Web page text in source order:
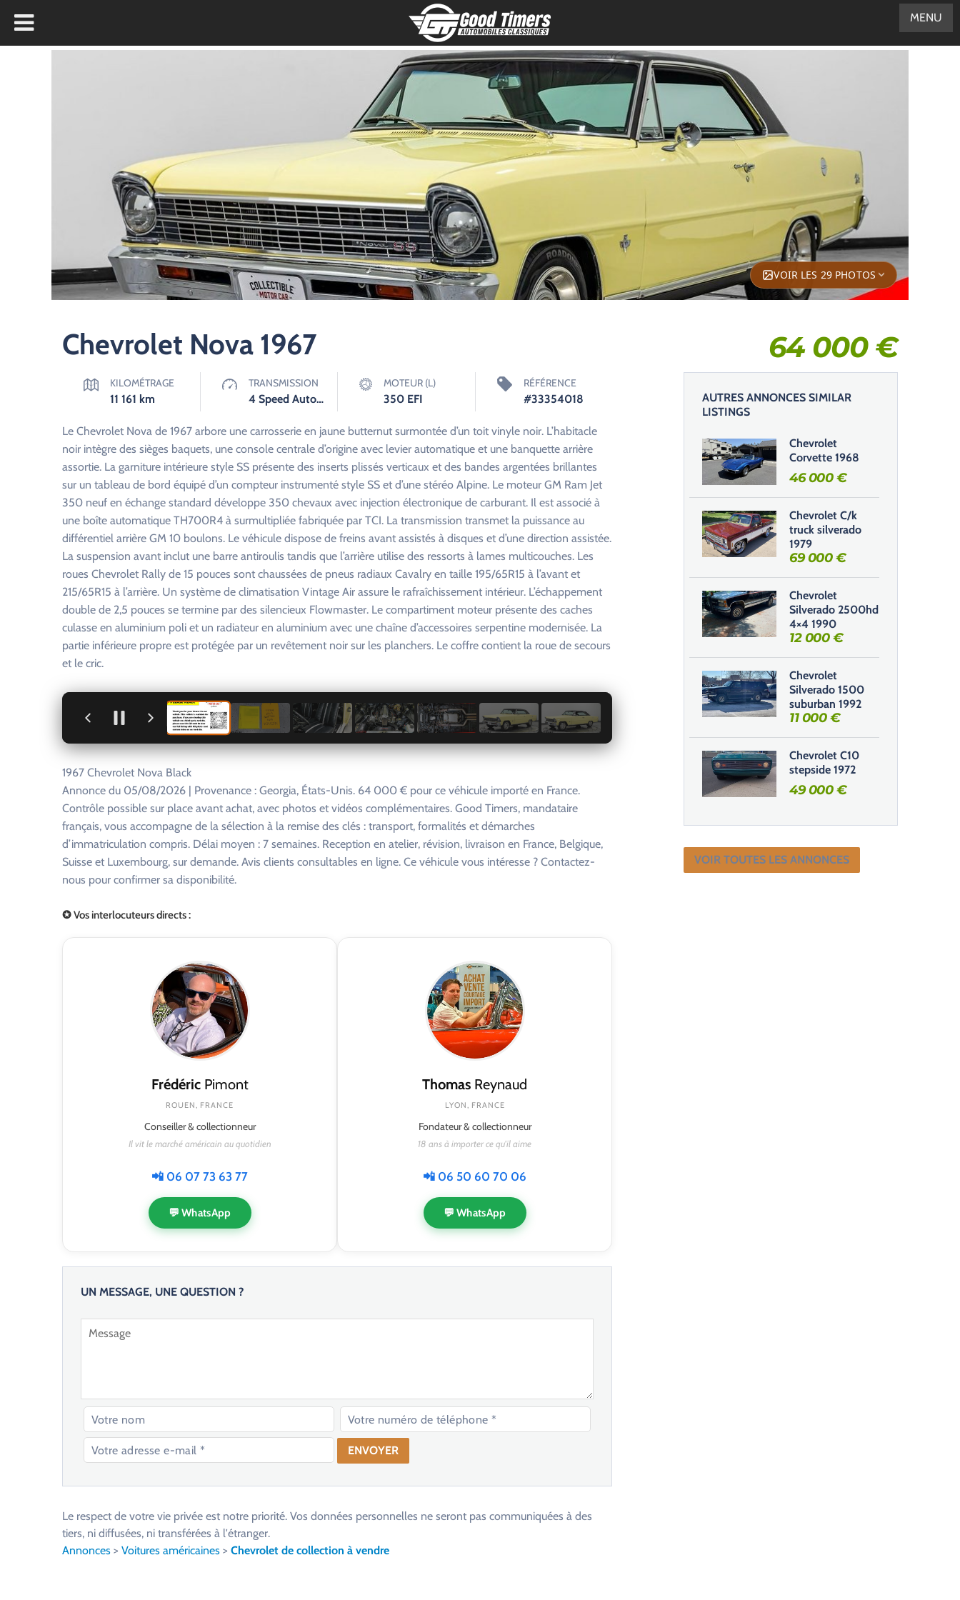
VOIR LES 29 PHOTOS
Chevrolet Nova 1967 64 000€
KILOMÉTRAGE
11 161 km
TRANSMISSION
4 Speed Automatique
MOTEUR (L)
350 EFI
RÉFÉRENCE
#33354018
Le Chevrolet Nova de 1967 arbore une carrosserie en jaune butternut surmontée d’un toit vinyle noir. L’habitacle
noir intègre des sièges baquets, une console centrale d’origine avec levier automatique et une banquette arrière
assortie. La garniture intérieure style SS présente des inserts plissés verticaux et des bandes argentées brillantes
sur un tableau de bord équipé d’un compteur instrumenté style SS et d’une stéréo Alpine. Le moteur GM Ram Jet
350 neuf en échange standard développe 350 chevaux avec injection électronique de carburant. Il est associé à
une boîte automatique TH700R4 à surmultipliée fabriquée par TCI. La transmission transmet la puissance au
différentiel arrière GM 10 boulons. Le véhicule dispose de freins avant assistés à disques et d’une direction assistée.
La suspension avant inclut une barre antiroulis tandis que l’arrière utilise des ressorts à lames multicouches. Les
roues Chevrolet Rally de 15 pouces sont chaussées de pneus radiaux Cavalry en taille 195/65R15 à l’avant et
215/65R15 à l’arrière. Un système de climatisation Vintage Air assure le rafraîchissement intérieur. L’échappement
double de 2,5 pouces se termine par des silencieux Flowmaster. Le compartiment moteur présente des caches
culasse en aluminium poli et un radiateur en aluminium avec une chaîne d’accessoires serpentine modernisée. La
partie inférieure propre est protégée par un revêtement noir sur les planchers. Le coffre contient la roue de secours
et le cric.
1967 Chevrolet Nova Black
Annonce du 05/08/2026 | Provenance : Georgia, États-Unis. 64 000 € pour ce véhicule importé en France.
Contrôle possible sur place avant achat, avec photos et vidéos complémentaires. Good Timers, mandataire
français, vous accompagne de la sélection à la remise des clés : transport, formalités et démarches
d’immatriculation compris. Délai moyen : 7 semaines. Reception en atelier, révision, livraison en France, Belgique,
Suisse et Luxembourg, sur demande. Avis clients consultables en ligne. Ce véhicule vous intéresse ? Contactez-
nous pour confirmer sa disponibilité.
✪ Vos interlocuteurs directs :
FrédéricPimont
ROUEN, FRANCE
Conseiller & collectionneur
Il vit le marché américain au quotidien
📲 06 07 73 63 77
💬 WhatsApp
Thomas Reynaud
LYON, FRANCE
Fondateur & collectionneur
18 ans à importer ce qu'il aime
📲 06 50 60 70 06
💬 WhatsApp
UN MESSAGE, UNE QUESTION ?
l
Le respect de votre vie privée est notre priorité. Vos données personnelles ne seront pas communiquées à des
tiers, ni diffusées, ni transférées à l'étranger.
Annonces > Voitures américaines > Chevrolet de collection à vendre
AUTRES ANNONCES SIMILAR
LISTINGS
Chevrolet
Corvette 1968
46 000€
Chevrolet C/k
truck silverado
1979
69 000€
Chevrolet
Silverado 2500hd
4×4 1990
12 000€
Chevrolet
Silverado 1500
suburban 1992
11 000€
Chevrolet C10
stepside 1972
49 000€
VOIR TOUTES LES ANNONCES
MENU